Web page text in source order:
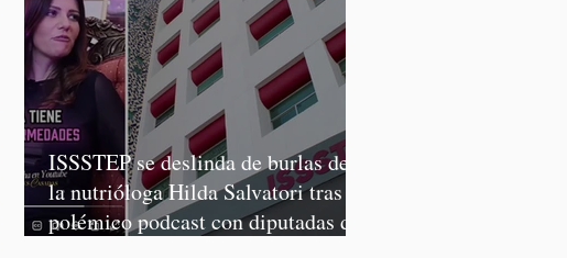
ISSSTEP se deslinda de burlas de
la nutrióloga Hilda Salvatori tras
polémico podcast con diputadas de